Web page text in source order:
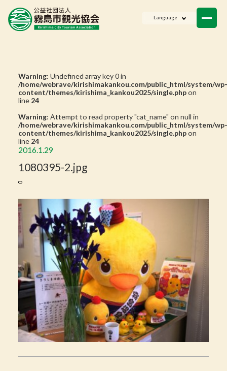
Language
Warning: Undefined array key 0 in
/home/webrave/kirishimakankou.com/public_html/system/wp-
content/themes/kirishima_kankou2025/single.phpon
line 24
Warning: Attempt to read property "cat_name" on null in
/home/webrave/kirishimakankou.com/public_html/system/wp-
content/themes/kirishima_kankou2025/single.phpon
line 24
2016.1.29
1080395-2.jpg